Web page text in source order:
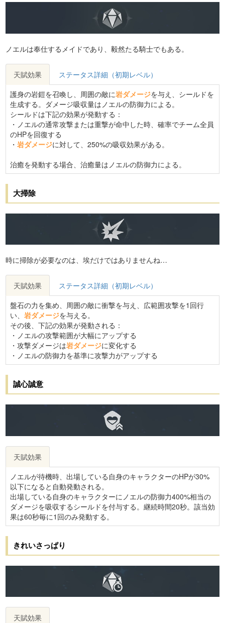
ノエルは奉仕するメイドであり、毅然たる騎士でもある。
天賦効果
ステータス詳細（初期レベル）
護身の岩鎧を召喚し、周囲の敵に岩ダメージを与え、シールドを
生成する。ダメージ吸収量はノエルの防御力による。
シールドは下記の効果が発動する：
・ノエルの通常攻撃または重撃が命中した時、確率でチーム全員
のHPを回復する
・ 岩ダメージに対して、250%の吸収効果がある。
治癒を発動する場合、治癒量はノエルの防御力による。
大掃除
時に掃除が必要なのは、埃だけではありませんね…
天賦効果
ステータス詳細（初期レベル）
盤石の力を集め、周囲の敵に衝撃を与え、広範囲攻撃を1回行
い、 岩ダメージを与える。
その後、下記の効果が発動される：
・ノエルの攻撃範囲が大幅にアップする
・攻撃ダメージは岩ダメージに変化する
・ノエルの防御力を基準に攻撃力がアップする
誠心誠意
天賦効果
ノエルが待機時、出場している自身のキャラクターのHPが30%
以下になると自動発動される。
出場している自身のキャラクターにノエルの防御力400%相当の
ダメージを吸収するシールドを付与する。継続時間20秒。該当効
果は60秒毎に1回のみ発動する。
きれいさっぱり
天賦効果